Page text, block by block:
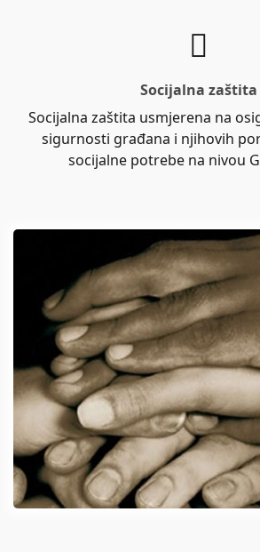
Socijalna zaštita
Socijalna zaštita usmjerena na
sigurnosti građana i njihovih
socijalne potrebe na nivou